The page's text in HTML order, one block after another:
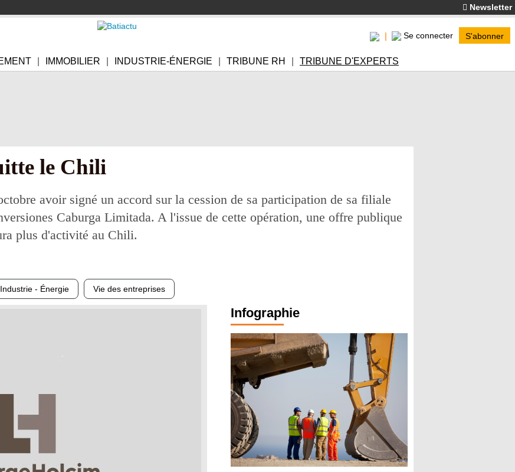
Newsletter
Se connecter S'abonner
IMMOBILIER INDUSTRIE-ÉNERGIE TRIBUNE RH TRIBUNE D'EXPERTS
le Chili
avoir signé un accord sur la cession de sa participation de sa filiale
Caburga Limitada. A l'issue de cette opération, une offre publique
plus d'activité au Chili.
Industrie - Énergie Vie des entreprises
Infographie